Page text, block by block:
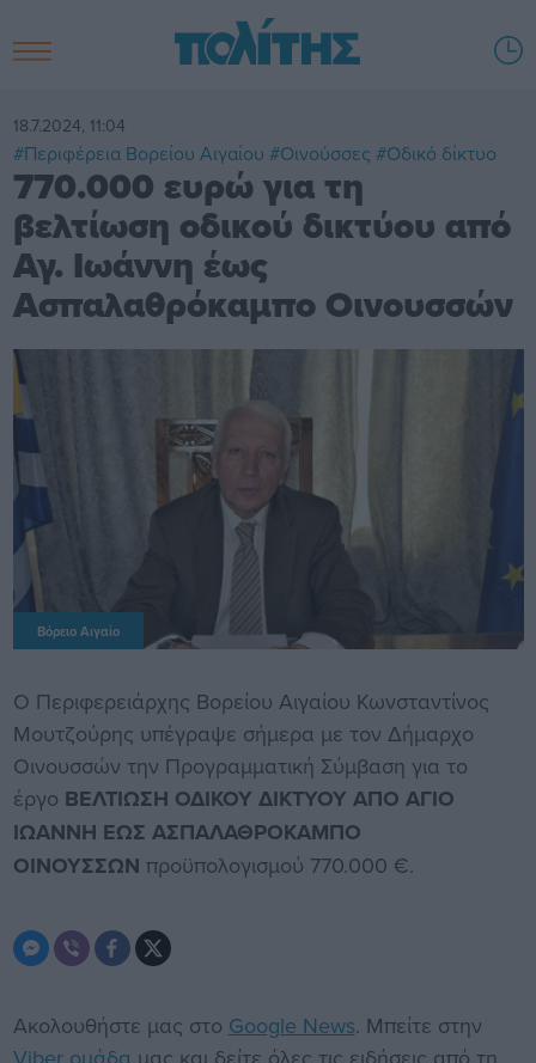
18.7.2024, 11:04
#Περιφέρεια Βορείου Αιγαίου #Οινούσσες #Οδικό δίκτυο
770.000 ευρώ για τη
βελτίωση οδικού δικτύου από
Αγ. Ιωάννη έως
Ασπαλαθρόκαμπο Οινουσσών
Βόρειο Αιγαίο
Ο Περιφερειάρχης Βορείου Αιγαίου Κωνσταντίνος
Μουτζούρης υπέγραψε σήμερα με τον Δήμαρχο
Οινουσσών την Προγραμματική Σύμβαση για το
έργο ΒΕΛΤΙΩΣΗ ΟΔΙΚΟΥ ΔΙΚΤΥΟΥ ΑΠΟ ΑΓΙΟ
ΙΩΑΝΝΗ ΕΩΣ ΑΣΠΑΛΑΘΡΟΚΑΜΠΟ
ΟΙΝΟΥΣΣΩΝ προϋπολογισμού 770.000 €.
Ακολουθήστε μας στο Google News. Μπείτε στην